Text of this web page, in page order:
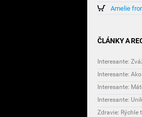
Amelie
ČLÁNKY A
Interesante:
Interesante:
Interesante:
Zdravie: